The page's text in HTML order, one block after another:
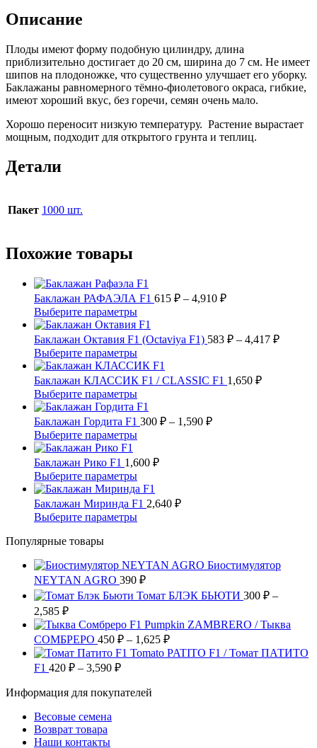
Описание
Плоды имеют форму подобную цилиндру, длина
приблизительно достигает до 20 см, ширина до 7 см. Не имеет
шипов на плодоножке, что существенно улучшает его уборку.
Баклажаны равномерного тёмно-фиолетового окраса, гибкие,
имеют хороший вкус, без горечи, семян очень мало.
Хорошо переносит низкую температуру. Растение вырастает
мощным, подходит для открытого грунта и теплиц.
Детали
Пакет 1000 шт.
Похожие товары
Баклажан РАФАЭЛА F1 615 ₽ – 4,910 ₽Диапазон
–
Выберите параметрыЭтот
товар
имеет
несколько
вариаций.
Опции
можно
выбрать
на
странице
товара.
Баклажан Октавия F1 (Octaviya F1) 583 ₽ – 4,417 ₽
Выберите параметрыЭтот
товар
имеет
несколько
вариаций.
Опции
можно
выбрать
странице
товара.
Баклажан КЛАССИК F1 / CLASSIC F1 1,650 ₽
Выберите параметрыЭтот
товар
имеет
несколько
вариаций.
Опции
можно
выбрать
на
странице
товара.
Баклажан Гордита F1 300 ₽ – 1,590 ₽Диапазон
Выберите параметрыЭтот
имеет
несколько
вариаций.
Опции
можно
выбрать
товара.
Баклажан Рико F1 1,600 ₽
Выберите параметрыЭтот
товар
имеет
несколько
вариаций.
выбрать
на
странице
товара.
Баклажан Миринда F1 2,640 ₽
Выберите параметрыЭтот
вариаций.
Опции
можно
на
странице
товара.
Популярные товары
Биостимулятор
NEYTAN AGRO 390 ₽
Томат БЛЭК БЬЮТИ 300 ₽ –
2,585 ₽Диапазон
цен:
300 ₽
–
2,585 ₽
Pumpkin ZAMBRERO / Тыква
СОМБРЕРО 450 ₽ – 1,625 ₽Диапазон
цен:
Tomato PATITO F1 / Томат ПАТИТО
F1 420 ₽ – 3,590 ₽Диапазон
420 ₽
Информация для покупателей
Весовые семена
Возврат товара
Наши контакты